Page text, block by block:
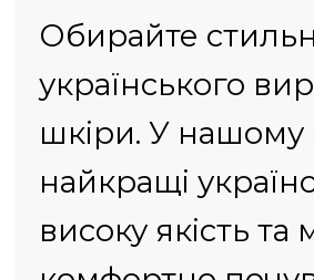
Обирайте
українського
шкіри. У нашому
найкращі
високу якість